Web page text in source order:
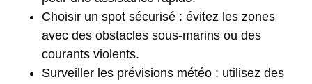
Choisir un spot sécurisé : évitez les zones
avec des obstacles sous-marins ou des
courants violents.
Surveiller les prévisions météo : utilisez des